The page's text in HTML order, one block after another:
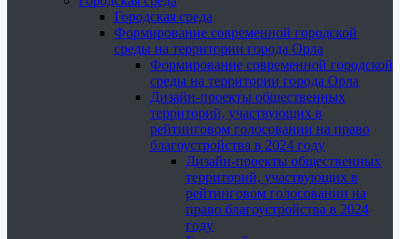
Городская среда
Формирование современной городской
среды на территории города Орла
Формирование современной городской
среды на территории города Орла
Дизайн-проекты общественных
территорий, участвующих в
рейтинговом голосовании на право
благоустройства в 2024 году
Дизайн-проекты общественных
территорий, участвующих в
рейтинговом голосовании на
право благоустройства в 2024
году